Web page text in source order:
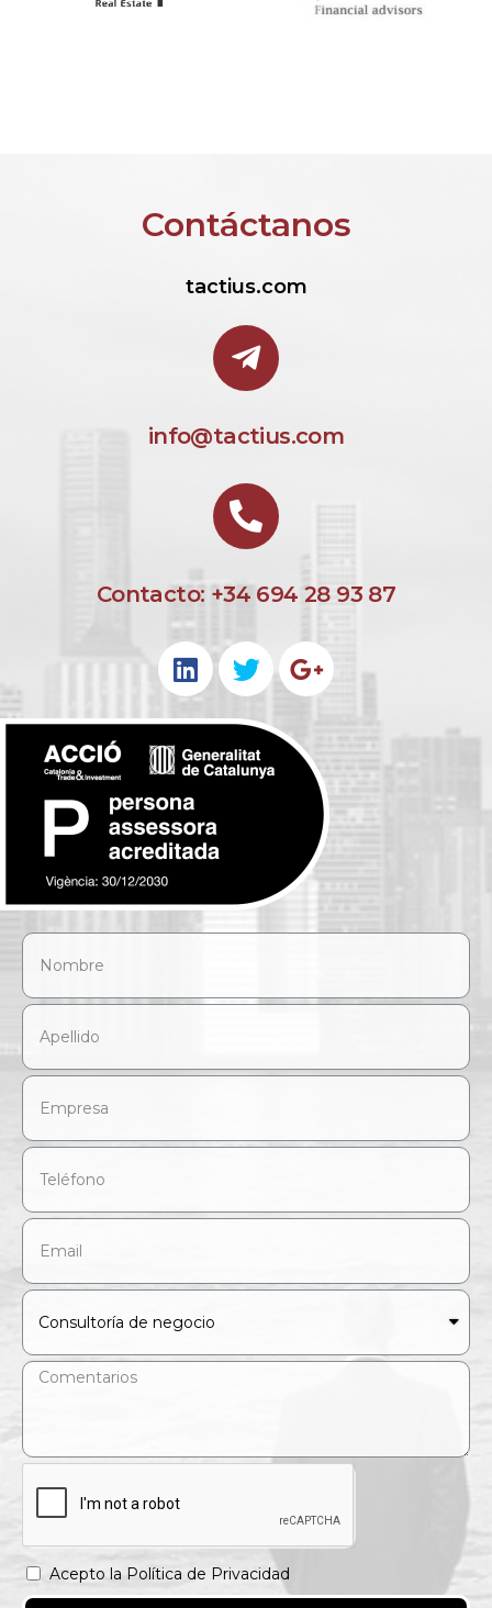
Contáctanos
tactius.com
info@tactius.com
Contacto: +34 694 28 93 87
Acepto la Política de Privacidad